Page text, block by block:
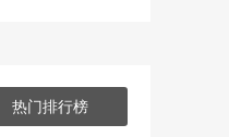
热门排行榜